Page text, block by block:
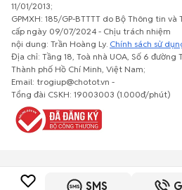
SMS
11/01/2013;
GPMXH: 185/GP-BTTTT do Bộ Thông tin
cấp ngày 09/07/2024 - Chịu trách nhiệm
nội dung: Trần Hoàng Ly. Chính sách sử
Địa chỉ: Tầng 18, Toà nhà UOA, Số 6 đường
Thành phố Hồ Chí Minh, Việt Nam;
Email: trogiup@chotot.vn -
Tổng đài CSKH: 19003003 (1.000đ/phút)